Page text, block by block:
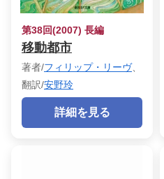
第38回(2007) 長編
移動都市
著者/フィリップ・リーヴ、
翻訳/安野玲
詳細を見る